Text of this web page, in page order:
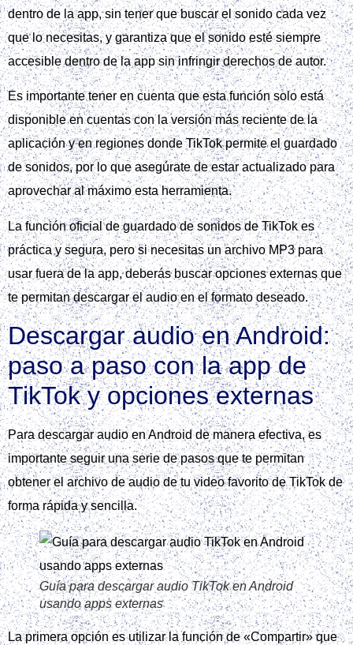
dentro de la app, sin tener que buscar el sonido cada vez
que lo necesitas, y garantiza que el sonido esté siempre
accesible dentro de la app sin infringir derechos de autor.
Es importante tener en cuenta que esta función solo está
disponible en cuentas con la versión más reciente de la
aplicación y en regiones donde TikTok permite el guardado
de sonidos, por lo que asegúrate de estar actualizado para
aprovechar al máximo esta herramienta.
La función oficial de guardado de sonidos de TikTok es
práctica y segura, pero si necesitas un archivo MP3 para
usar fuera de la app, deberás buscar opciones externas que
te permitan descargar el audio en el formato deseado.
Descargar audio en Android:
paso a paso con la app de
TikTok y opciones externas
Para descargar audio en Android de manera efectiva, es
importante seguir una serie de pasos que te permitan
obtener el archivo de audio de tu video favorito de TikTok de
forma rápida y sencilla.
Guía para descargar audio TikTok en Android
usando apps externas
La primera opción es utilizar la función de «Compartir» que